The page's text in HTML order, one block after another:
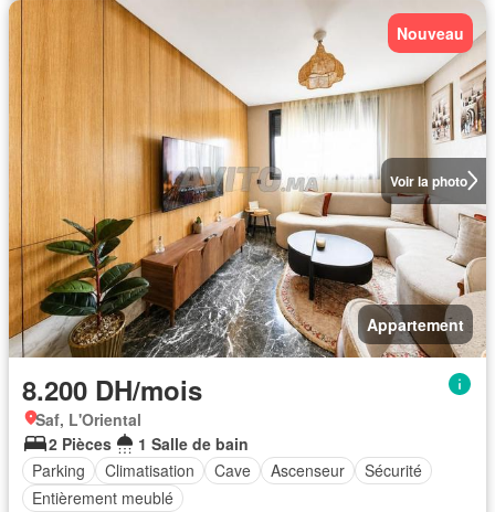
Voir la photo
Nouveau
Appartement
8.200 DH/mois
Saf, L'Oriental
2 Pièces
1 Salle de bain
Parking
Climatisation Cave Ascenseur
Sécurité
Entièrement meublé